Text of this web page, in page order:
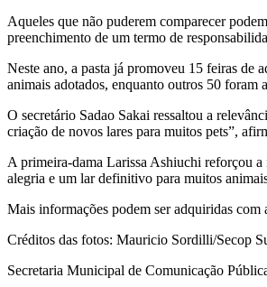
Aqueles que não puderem comparecer
preenchimento de um termo de
Neste ano, a pasta já promoveu 15 feiras de
animais adotados, enquanto outros 50
O secretário Sadao Sakai ressaltou a
criação de novos lares para muitos pets”,
A primeira-dama Larissa Ashiuchi reforçou a
alegria e um lar definitivo para muitos
Mais informações podem ser adquiridas
Créditos das fotos: Mauricio Sordilli/Secop
Secretaria Municipal de Comunicação